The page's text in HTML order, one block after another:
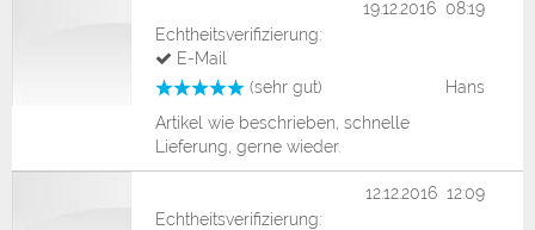
(sehr gut) Hans
19.12.2016 08:19
Echtheitsverifizierung:
E-Mail
Artikel wie beschrieben, schnelle
Lieferung, gerne wieder.
12.12.2016 12:09
Echtheitsverifizierung: